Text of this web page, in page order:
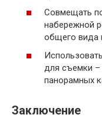
Совмещать
набережной
общего вида
для съемки –
панорамных
Заключение